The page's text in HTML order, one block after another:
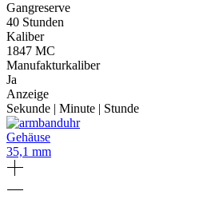
Gangreserve
40 Stunden
Kaliber
1847 MC
Manufakturkaliber
Ja
Anzeige
Sekunde | Minute | Stunde
Gehäuse
35,1 mm